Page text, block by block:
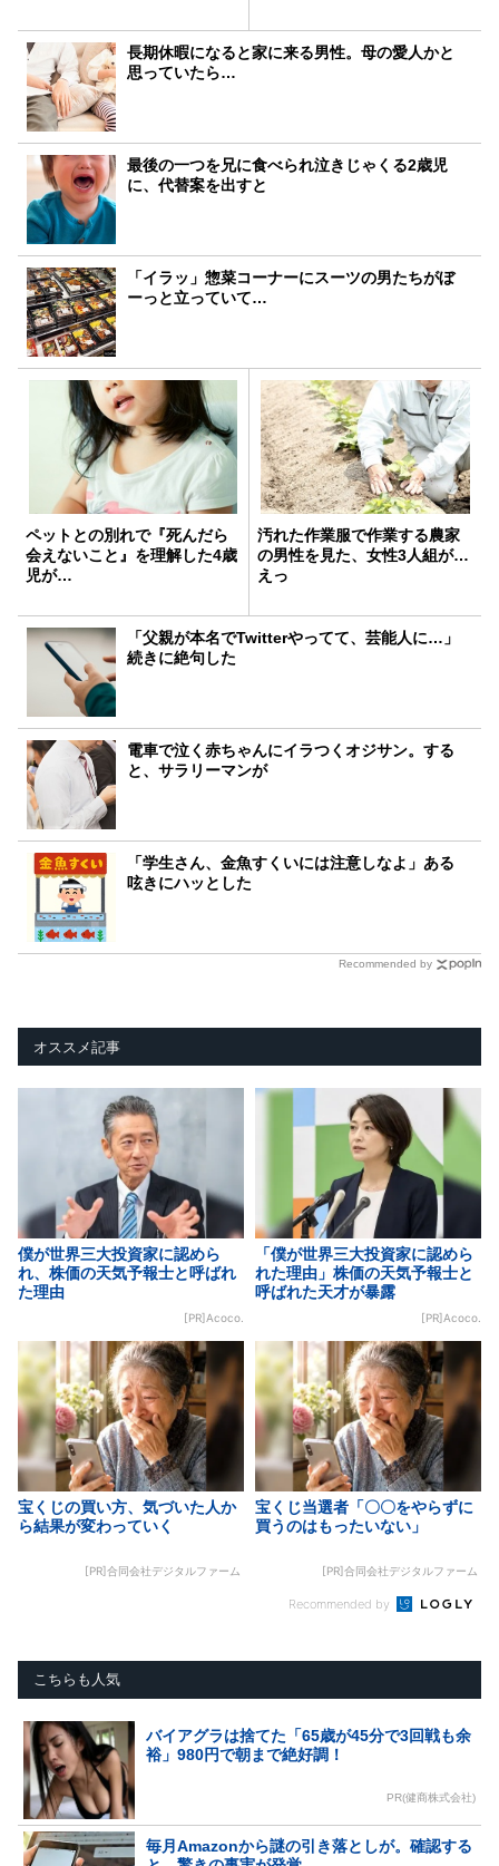
長期休暇になると家に来る男性。母の愛人かと
思っていたら…
最後の一つを兄に食べられ泣きじゃくる2歳児
に、代替案を出すと
「イラッ」惣菜コーナーにスーツの男たちがぼ
ーっと立っていて…
ペットとの別れで『死んだら
会えないこと』を理解した4歳
児が…
汚れた作業服で作業する農家
の男性を見た、女性3人組が…
えっ
「父親が本名でTwitterやってて、芸能人に…」
続きに絶句した
電車で泣く赤ちゃんにイラつくオジサン。する
と、サラリーマンが
「学生さん、金魚すくいには注意しなよ」ある
呟きにハッとした
Recommended by
オススメ記事
僕が世界三大投資家に認めら
れ、株価の天気予報士と呼ばれ
た理由
[PR]Acoco.
「僕が世界三大投資家に認めら
れた理由」株価の天気予報士と
呼ばれた天才が暴露
[PR]Acoco.
宝くじの買い方、気づいた人か
ら結果が変わっていく
[PR]合同会社デジタルファーム
宝くじ当選者「〇〇をやらずに
買うのはもったいない」
[PR]合同会社デジタルファーム
Recommended by
こちらも人気
バイアグラは捨てた「65歳が45分で3回戦も余
裕」980円で朝まで絶好調！
PR(健商株式会社)
毎月Amazonから謎の引き落としが。確認する